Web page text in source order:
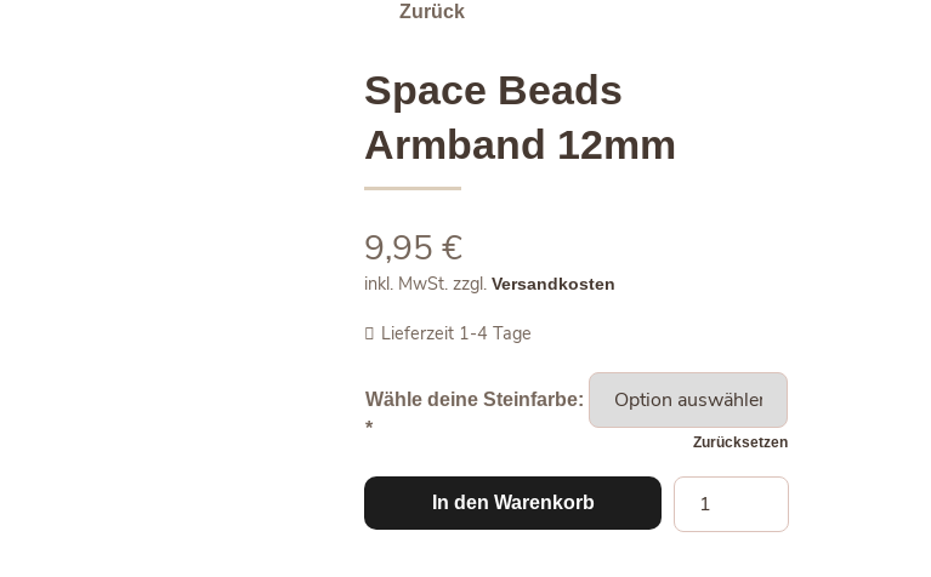
Zurück
Space Beads
Armband 12mm
9,95 €
inkl. MwSt. zzgl. Versandkosten
Lieferzeit 1-4 Tage
Wähle deine Steinfarbe:
*
Zurücksetzen
Space
Beads
In den Warenkorb